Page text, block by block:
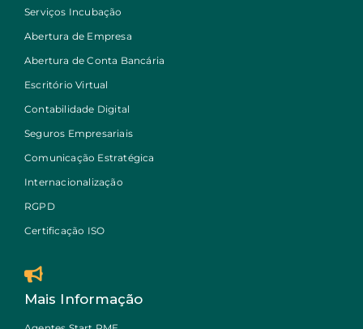
Serviços Incubação
Abertura de Empresa
Abertura de Conta Bancária
Escritório Virtual
Contabilidade Digital
Seguros Empresariais
Comunicação Estratégica
Internacionalização
RGPD
Certificação ISO
Mais Informação